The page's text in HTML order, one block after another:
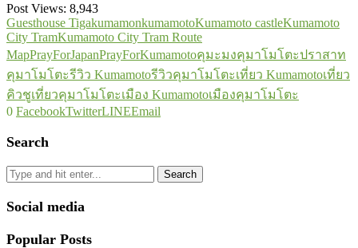
Post Views: 8,943
Guesthouse TigakumamonkumamotoKumamoto castleKumamoto
City TramKumamoto City Tram Route
MapPrayForJapanPrayForKumamotoคุมะมงคุมาโมโตะปราสาท
คุมาโมโตะรีวิว Kumamotoรีวิวคุมาโมโตะเที่ยว Kumamotoเที่ยว
คิวชูเที่ยวคุมาโมโตะเมือง Kumamotoเมืองคุมาโมโตะ
0 FacebookTwitterLINEEmail
Search
Search
Social media
Popular Posts